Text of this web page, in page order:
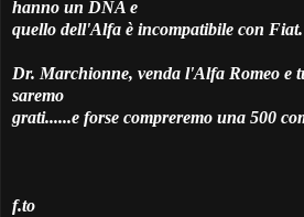
hanno un DNA e
quello dell'Alfa è incompatibile con Fiat.
Dr. Marchionne, venda l'Alfa Romeo e
saremo
grati......e forse compreremo una 500
f.to